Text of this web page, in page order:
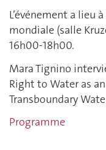
L’événement a lieu
mondiale (salle
16h00-18h00.
Mara Tignino
Right to Water as
Transboundary
Programme